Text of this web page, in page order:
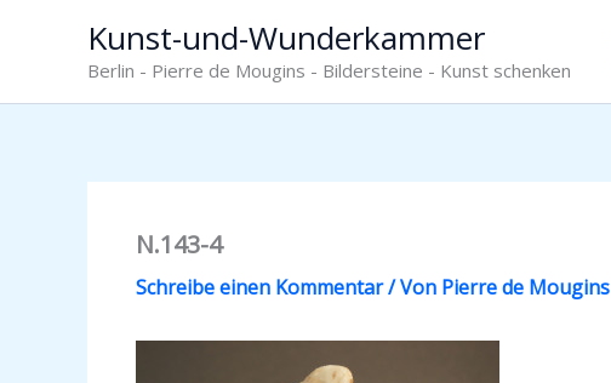
Kunst-und-Wunderkammer
Berlin - Pierre de Mougins - Bildersteine - Kunst schenken
N.143-4
Schreibe einen Kommentar/ Von Pierre de Mougins